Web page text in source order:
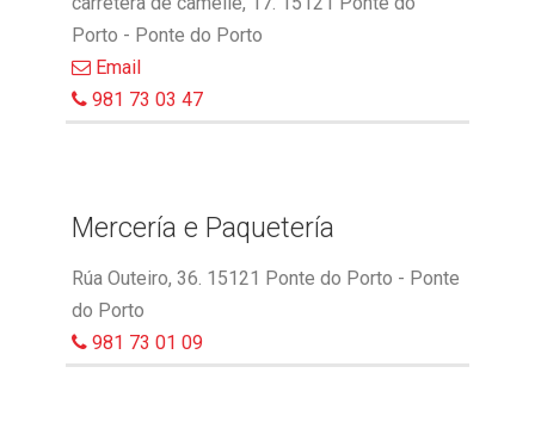
Porto - Ponte do Porto
Email
981 73 03 47
Mercería e Paquetería
Rúa Outeiro, 36. 15121 Ponte do Porto - Ponte
do Porto
981 73 01 09